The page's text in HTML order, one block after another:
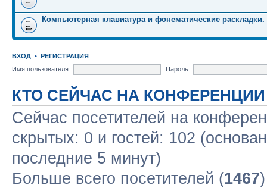
Компьютерная клавиатура и фонематические раскладки.
ВХОД • РЕГИСТРАЦИЯ
Имя пользователя:
Пароль:
КТО СЕЙЧАС НА КОНФЕРЕНЦИИ
Сейчас посетителей на
скрытых: 0 и гостей: 102
последние 5 минут)
Больше всего посетителей (1467